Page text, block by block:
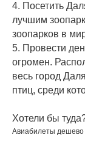
4. Посетить
лучшим
зоопарков в
5. Провести
огромен.
весь город
птиц, среди
Хотели бы
Авиабилеты